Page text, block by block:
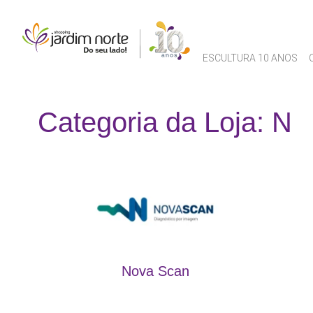
ESCULTURA 10 ANOS
Categoria da Loja: N
Nova Scan